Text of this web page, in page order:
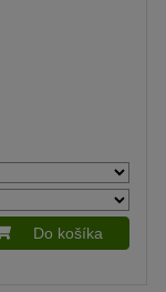
Do košíka